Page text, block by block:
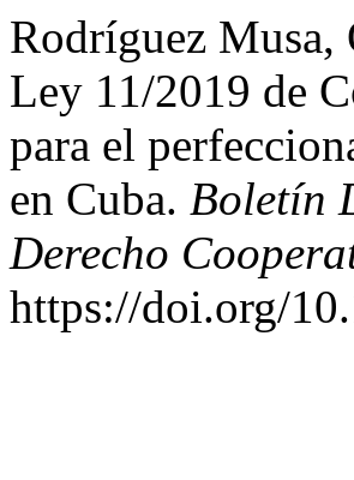
Rodríguez
Ley 11/2019 de
para el
en Cuba. Boletín
Derecho
https://doi.org/